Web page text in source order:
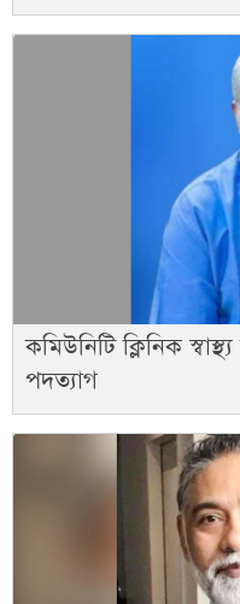
কমিউনিটি ক্লিনিক
পদত্যাগ